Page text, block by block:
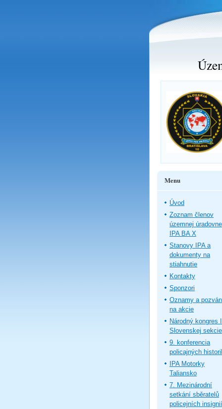
Menu
Úvod
Zoznam členov
územnej úradovne
IPA BA X
Stanovy IPA a
dokumenty na
stiahnutie
Kontakty
Sponzori
Oznamy a
na akcie
Národný kongres
Slovenskej sekcie
9. konferencia
policajných
IPA Motorky
Taliansko
7. Mezinárodní
setkání sběratelů
policejních